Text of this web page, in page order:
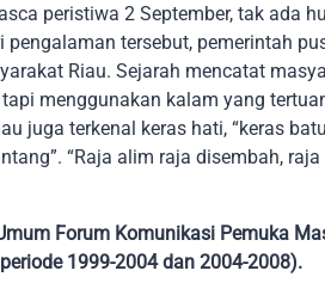
peristiwa 2 September, tak ada
tersebut, pemerintah
Riau. Sejarah mencatat
menggunakan kalam yang
juga terkenal keras hati, “keras
“Raja alim raja disembah,
Forum Komunikasi Pemuka
1999-2004 dan 2004-2008).